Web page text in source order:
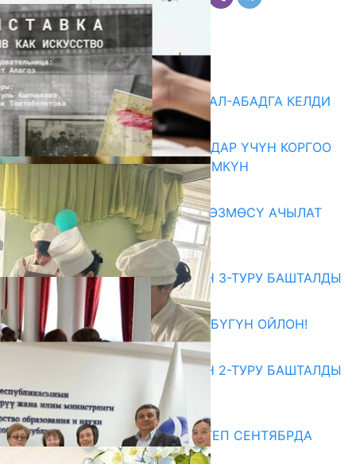
Комментарийлер
Акыркы жаңылыктар
«БИРИМДИК КЕРБЕНИ» ЖАЛАЛ-АБАДГА КЕЛДИ
07.08.2026
КОРРУПЦИЯНЫ КАБАРЛАГАНДАР ҮЧҮН КОРГОО
ЧАРАЛАРЫ КҮЧӨТҮЛҮШҮ МҮМКҮН
«АРХИВ – ИСКУССТВО» КӨРГӨЗМӨСҮ АЧЫЛАТ
07.08.2026
Абитуриент
ЖОЖДОРГО КАБЫЛ АЛУУНУН 3-ТУРУ БАШТАЛДЫ
27.07.2026
ӨЗҮҢДҮН КЕЛЕЧЕГИҢ ҮЧҮН БҮГҮН ОЙЛОН!
20.07.2026
ЖОЖДОРГО КАБЫЛ АЛУУНУН 2-ТУРУ БАШТАЛДЫ
20.07.2026
Медиа
СУЗАКТА 750 ОРУНДУУ МЕКТЕП СЕНТЯБРДА
ПАЙДАЛАНУУГА БЕРИЛЕТ